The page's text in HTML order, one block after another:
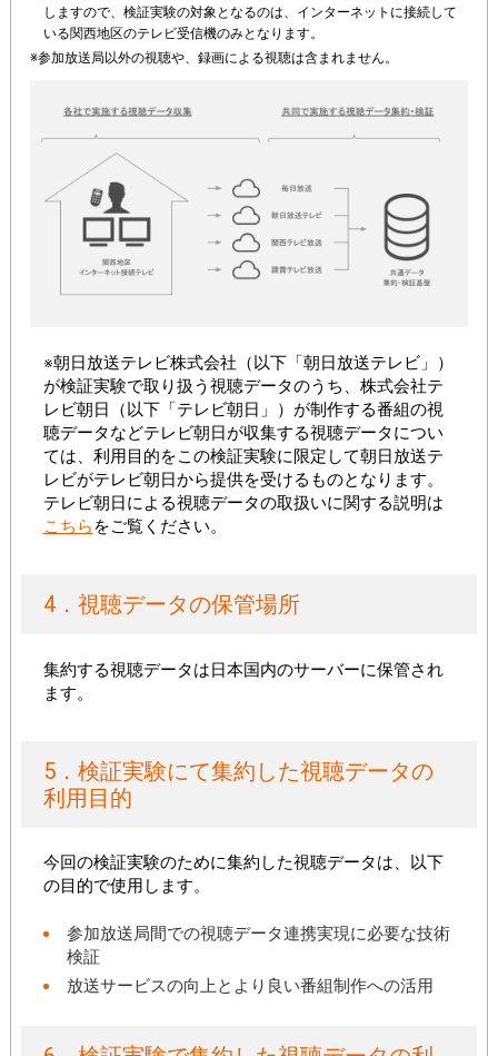
しますので、検証実験の対象となるのは、インターネットに接続して
いる関西地区のテレビ受信機のみとなります。
※参加放送局以外の視聴や、録画による視聴は含まれません。
※朝日放送テレビ株式会社（以下「朝日放送テレビ」）
が検証実験で取り扱う視聴データのうち、株式会社テ
レビ朝日（以下「テレビ朝日」）が制作する番組の視
聴データなどテレビ朝日が収集する視聴データについ
ては、利用目的をこの検証実験に限定して朝日放送テ
レビがテレビ朝日から提供を受けるものとなります。
テレビ朝日による視聴データの取扱いに関する説明は
こちら をご覧ください。
4．視聴データの保管場所
集約する視聴データは日本国内のサーバーに保管され
ます。
5．検証実験にて集約した視聴データの
利用目的
今回の検証実験のために集約した視聴データは、以下
の目的で使用します。
参加放送局間での視聴データ連携実現に必要な技術
検証
放送サービスの向上とより良い番組制作への活用